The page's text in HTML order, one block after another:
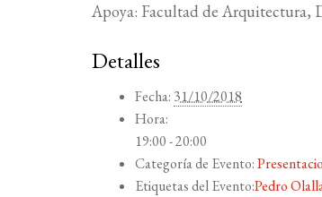
Apoya: Facultad de Arquitectura,
Detalles
Fecha: 31/10/2018
Hora:
19:00 - 20:00
Categoría de Evento:
Etiquetas del Evento:Pedro